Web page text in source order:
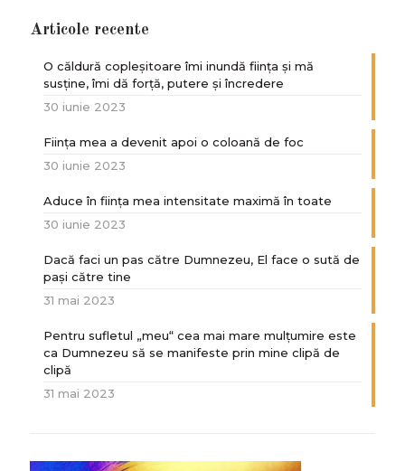
Articole recente
O căldură copleșitoare îmi inundă ființa și mă
susține, îmi dă forță, putere și încredere
30 iunie 2023
Ființa mea a devenit apoi o coloană de foc
30 iunie 2023
Aduce în ființa mea intensitate maximă în toate
30 iunie 2023
Dacă faci un pas către Dumnezeu, El face o sută de
paşi către tine
31 mai 2023
Pentru sufletul „meu“ cea mai mare mulțumire este
ca Dumnezeu să se manifeste prin mine clipă de
clipă
31 mai 2023